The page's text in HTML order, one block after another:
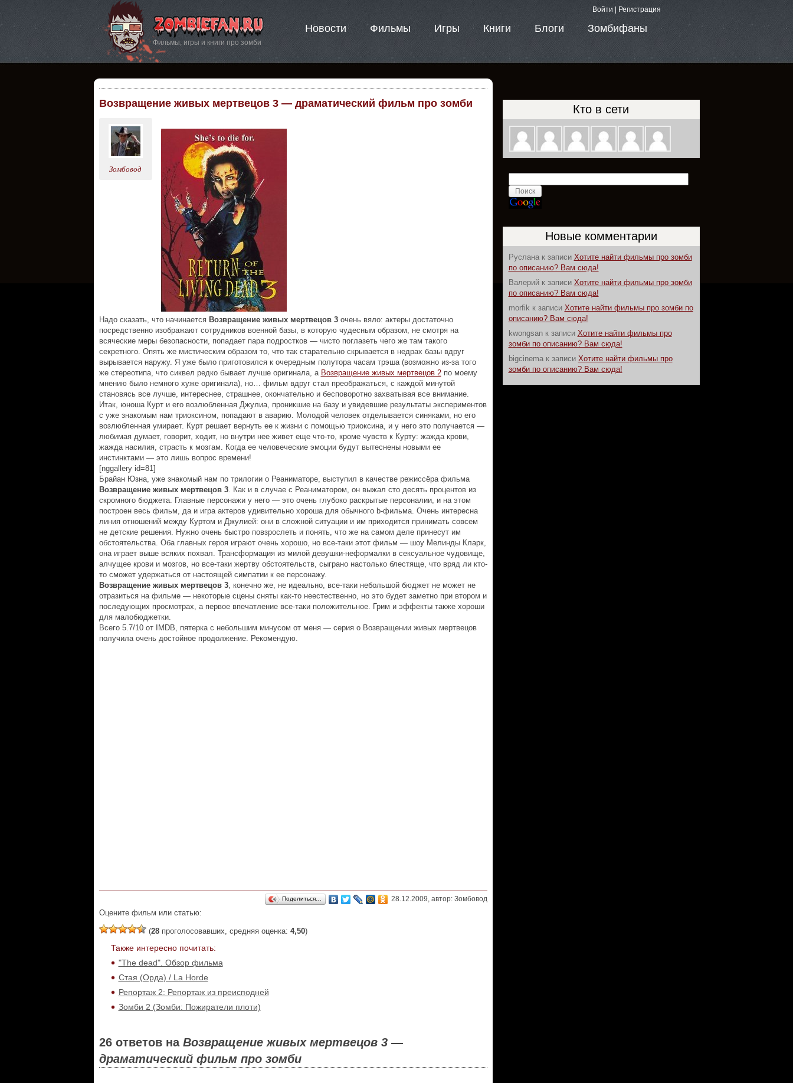
Фильмы, игры и книги про зомби
Войти Регистрация
Новости Фильмы Игры Книги Блоги Зомбифаны
Возвращение живых мертвецов 3 — драматический фильм про зомби
Зомбовод
Надо сказать, что начинается Возвращение живых мертвецов 3очень вяло: актеры достаточно
посредственно изображают сотрудников военной базы, в которую чудесным образом, не смотря на
всяческие меры безопасности, попадает пара подростков — чисто поглазеть чего же там такого
секретного. Опять же мистическим образом то, что так старательно скрывается в недрах базы вдруг
вырывается наружу. Я уже было приготовился к очередным полутора часам трэша (возможно из-за того
же стереотипа, что сиквел редко бывает лучше оригинала, а Возвращение живых мертвецов 2по моему
мнению было немного хуже оригинала), но… фильм вдруг стал преображаться, с каждой минутой
становясь все лучше, интереснее, страшнее, окончательно и бесповоротно захватывая все внимание.
Итак, юноша Курт и его возлюбленная Джулиа, проникшие на базу и увидевшие результаты экспериментов
с уже знакомым нам триоксином, попадают в аварию. Молодой человек отделывается синяками, но его
возлюбленная умирает. Курт решает вернуть ее к жизни с помощью триоксина, и у него это получается —
любимая думает, говорит, ходит, но внутри нее живет еще что-то, кроме чувств к Курту: жажда крови,
жажда насилия, страсть к мозгам. Когда ее человеческие эмоции будут вытеснены новыми ее
инстинктами — это лишь вопрос времени!
[nggallery id=81]
Брайан Юзна, уже знакомый нам по трилогии о Реаниматоре, выступил в качестве режиссёра фильма
Возвращение живых мертвецов 3. Как и в случае с Реаниматором, он выжал сто десять процентов из
скромного бюджета. Главные персонажи у него — это очень глубоко раскрытые персоналии, и на этом
построен весь фильм, да и игра актеров удивительно хороша для обычного b-фильма. Очень интересна
линия отношений между Куртом и Джулией: они в сложной ситуации и им приходится принимать совсем
не детские решения. Нужно очень быстро повзрослеть и понять, что же на самом деле принесут им
обстоятельства. Оба главных героя играют очень хорошо, но все-таки этот фильм — шоу Мелинды Кларк,
она играет выше всяких похвал. Трансформация из милой девушки-неформалки в сексуальное чудовище,
алчущее крови и мозгов, но все-таки жертву обстоятельств, сыграно настолько блестяще, что вряд ли кто-
то сможет удержаться от настоящей симпатии к ее персонажу.
Возвращение живых мертвецов 3, конечно же, не идеально, все-таки небольшой бюджет не может не
отразиться на фильме — некоторые сцены сняты как-то неестественно, но это будет заметно при втором и
последующих просмотрах, а первое впечатление все-таки положительное. Грим и эффекты также хороши
для малобюджетки.
Всего 5.7/10 от IMDB, пятерка с небольшим минусом от меня — серия о Возвращении живых мертвецов
получила очень достойное продолжение. Рекомендую.
Поделиться… 28.12.2009, автор: Зомбовод
Оцените фильм или статью:
(28проголосовавших, средняя оценка: 4,50)
Также интересно почитать:
"The dead". Обзор фильма
Стая (Орда) / La Horde
Репортаж 2: Репортаж из преисподней
Зомби 2 (Зомби: Пожиратели плоти)
26 ответов на Возвращение живых мертвецов 3 —
драматический фильм про зомби
Кто в сети
Новые комментарии
Русланак записи Хотите найти фильмы про зомби
по описанию? Вам сюда!
Валерийк записи Хотите найти фильмы про зомби
по описанию? Вам сюда!
morfik к записи Хотите найти фильмы про зомби по
описанию? Вам сюда!
kwongsanк записи Хотите найти фильмы про
зомби по описанию? Вам сюда!
bigcinemaк записи Хотите найти фильмы про
зомби по описанию? Вам сюда!